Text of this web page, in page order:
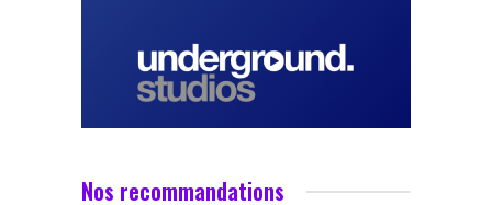
Nos recommandations